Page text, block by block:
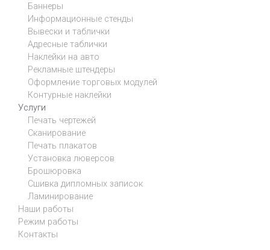
Баннеры
Информационные стенды
Вывески и таблички
Адресные таблички
Наклейки на авто
Рекламные штендеры
Оформление торговых модулей
Контурные наклейки
Услуги
Печать чертежей
Сканирование
Печать плакатов
Установка люверсов
Брошюровка
Сшивка дипломных записок
Ламинирование
Наши работы
Режим работы
Контакты